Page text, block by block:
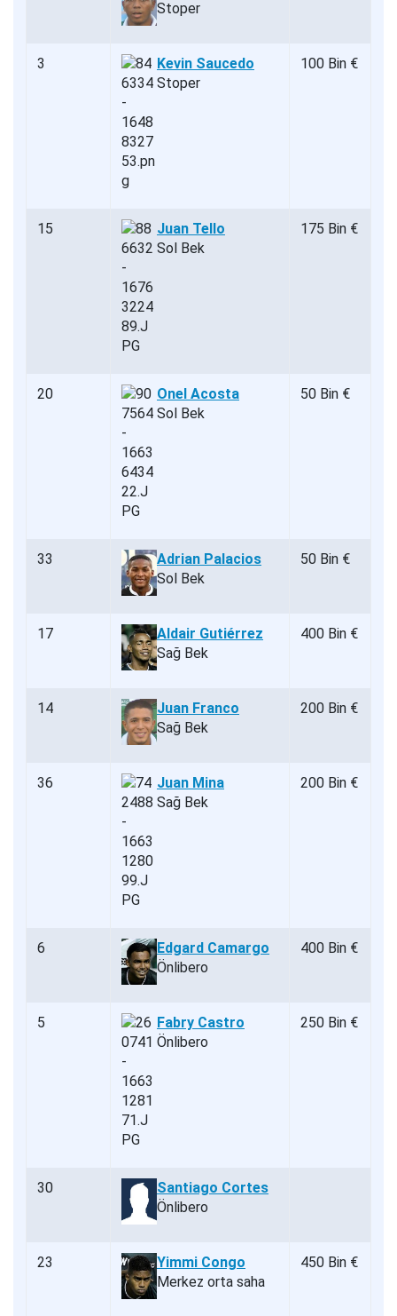
Stoper
3
Kevin Saucedo
Stoper
100 Bin €
15
Juan Tello
Sol Bek
175 Bin €
20
Onel Acosta
Sol Bek
50 Bin €
33
Adrian Palacios
Sol Bek
50 Bin €
17
Aldair Gutiérrez
Sağ Bek
400 Bin €
14
Juan Franco
Sağ Bek
200 Bin €
36
Juan Mina
Sağ Bek
200 Bin €
6
Edgard Camargo
Önlibero
400 Bin €
5
Fabry Castro
Önlibero
250 Bin €
30
Santiago Cortes
Önlibero
23
Yimmi Congo
Merkez orta saha
450 Bin €